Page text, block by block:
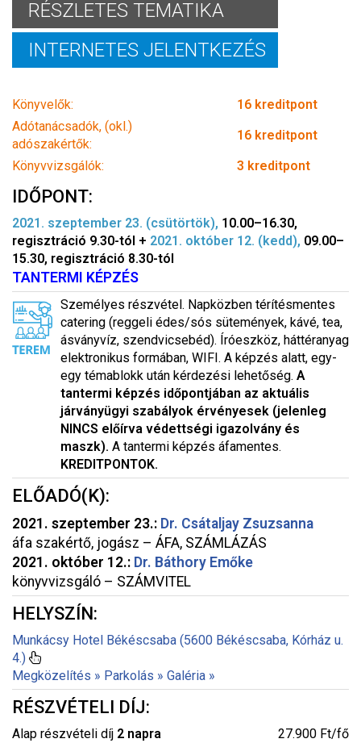
RÉSZLETES TEMATIKA
INTERNETES JELENTKEZÉS
Könyvelők:
16 kreditpont
Adótanácsadók, (okl.)
adószakértők:
16 kreditpont
Könyvvizsgálók:
3 kreditpont
IDŐPONT:
2021. szeptember 23. (csütörtök), 10.00–16.30,
regisztráció 9.30-tól + 2021. október 12. (kedd), 09.00–
15.30, regisztráció 8.30-tól
TANTERMI KÉPZÉS
Személyes részvétel. Napközben térítésmentes
catering (reggeli édes/sós sütemények, kávé, tea,
ásványvíz, szendvicsebéd). Íróeszköz, háttéranyag
elektronikus formában, WIFI. A képzés alatt, egy-
egy témablokk után kérdezési lehetőség. A
tantermi képzés időpontjában az aktuális
járványügyi szabályok érvényesek (jelenleg
NINCS előírva védettségi igazolvány és
maszk). A tantermi képzés áfamentes.
KREDITPONTOK.
ELŐADÓ(K):
2021. szeptember 23.: Dr. Csátaljay Zsuzsanna
áfa szakértő, jogász – ÁFA, SZÁMLÁZÁS
2021. október 12.: Dr. Báthory Emőke
könyvvizsgáló – SZÁMVITEL
HELYSZÍN:
Munkácsy Hotel Békéscsaba (5600 Békéscsaba, Kórház u.
4.)
Megközelítés » Parkolás » Galéria »
RÉSZVÉTELI DÍJ:
Alap részvételi díj 2 napra
27.900 Ft/fő